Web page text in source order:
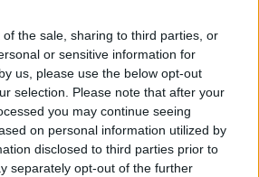
the sale, sharing to third parties, or
or sensitive information for
us, please use the below opt-out
selection. Please note that after your
you may continue seeing
on personal information utilized by
disclosed to third parties prior to
separately opt-out of the further
Kommentar
Beitrag! Diskutiere mit und teile deine